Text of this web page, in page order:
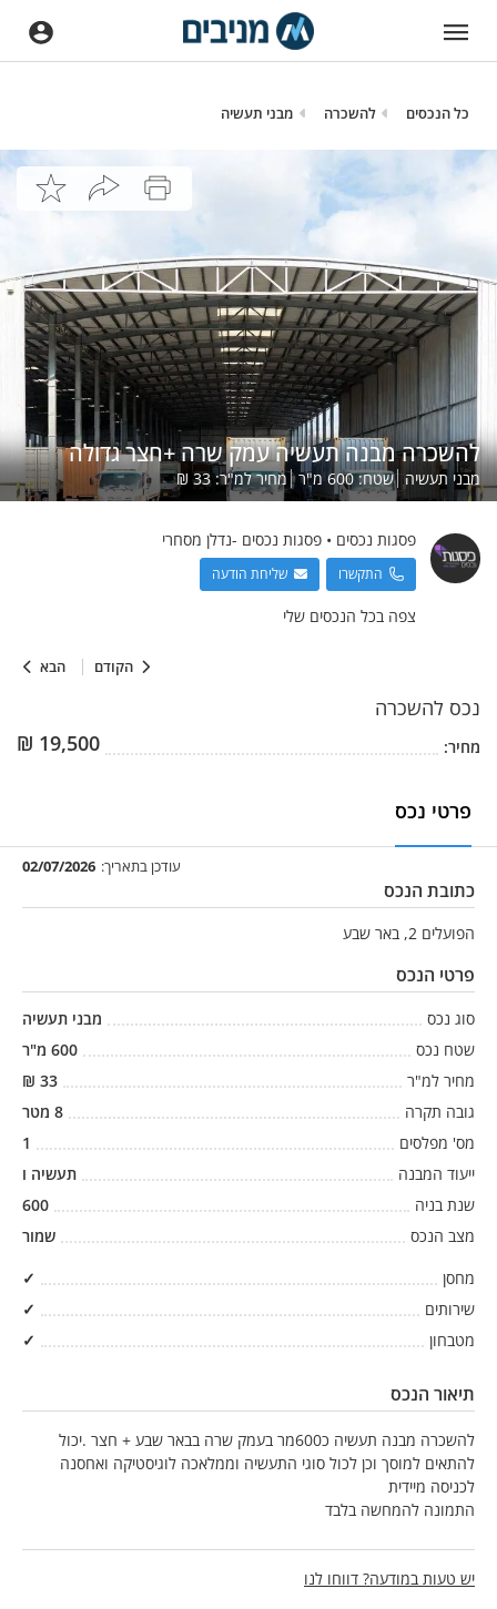
כל הנכסים להשכרה מבני תעשיה
הקודם הבא
להשכרה מבנה תעשיה עמק שרה +חצר גדולה
מבני תעשיה שטח:600מ"ר מחיר למ"ר:33
₪
פסגות נכסים • פסגות נכסים -נדלן מסחרי
התקשרו שליחת הודעה
צפה בכל הנכסים שלי
נכס להשכרה
מחיר: 19,500
₪
פרטי נכס
עודכן בתאריך: 02/07/2026
כתובת הנכס
הפועלים 2, באר שבע
פרטי הנכס
סוג נכס
מבני תעשיה
שטח נכס
600 מ"ר
מחיר למ"ר
33
₪
גובה תקרה
8 מטר
מס' מפלסים
1
ייעוד המבנה
תעשיה ו
שנת בניה
600
מצב הנכס
שמור
מחסן
✓
שירותים
✓
מטבחון
✓
תיאור הנכס
להשכרה מבנה תעשיה כ600מר בעמק שרה בבאר שבע + חצר .יכול
להתאים למוסך וכן לכול סוגי התעשיה וממלאכה לוגיסטיקה ואחסנה
לכניסה מיידית
התמונה להמחשה בלבד
יש טעות במודעה? דווחו לנו